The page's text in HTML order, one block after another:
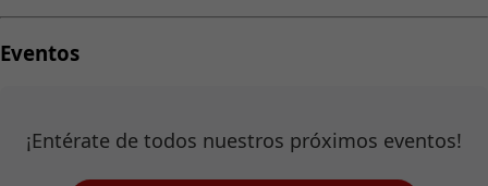
Eventos
¡Entérate de todos nuestros próximos eventos!